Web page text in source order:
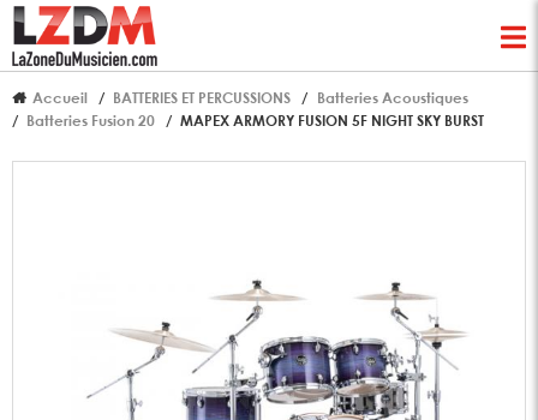
Accueil BATTERIES ET PERCUSSIONS
Batteries Acoustiques
Batteries Fusion 20
MAPEX ARMORY FUSION 5F NIGHT SKY BURST